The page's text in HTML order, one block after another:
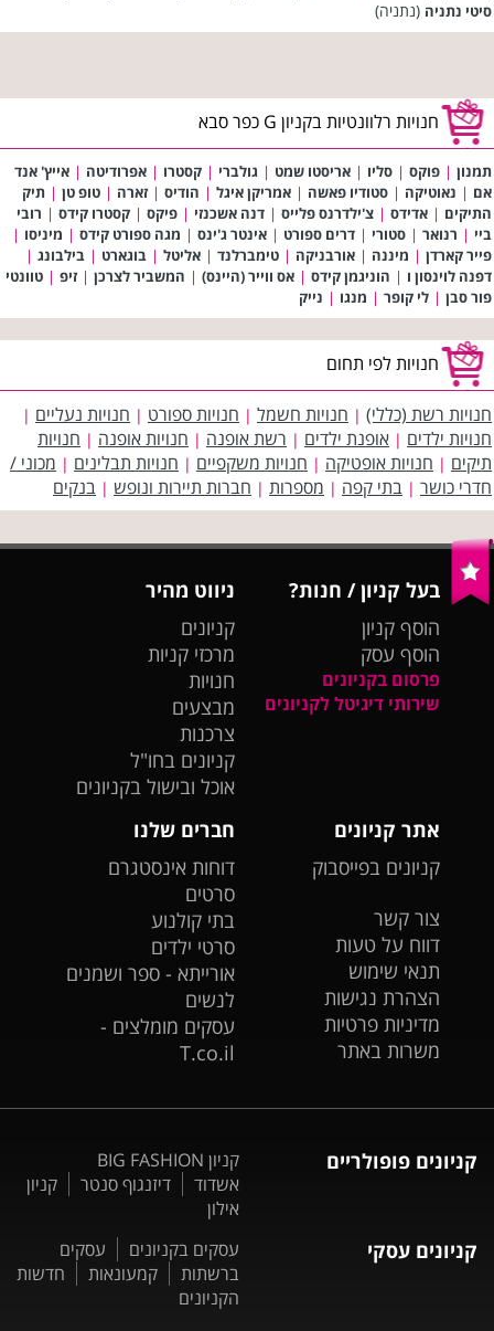
סיטי נתניה (נתניה)
חנויות רלוונטיות בקניון G כפר סבא
תמנון | פוקס | סליו | אריסטו שמט | גולברי | קסטרו | אפרודיטה | אייץ' אנד
אם | נאוטיקה | סטודיו פאשה | אמריקן איגל | הודיס | זארה | טופ טן | תיק
התיקים | אדידס | צ'ילדרנס פלייס | דנה אשכנזי | פיקס | קסטרו קידס | רובי
ביי | רנואר | סטורי | דרים ספורט | אינטר ג'ינס | מגה ספורט קידס | מיניסו |
פייר קארדן | מיננה | אורבניקה | טימברלנד | אליטל | בוגארט | בילבונג |
דפנה לוינסון ו | הוניגמן קידס | אס ווייר (היינס) | המשביר לצרכן | זיפ | טוונטי
פור סבן | לי קופר | מנגו | נייק
חנויות לפי תחום
חנויות רשת (כללי) | חנויות חשמל | חנויות ספורט | חנויות נעליים |
חנויות ילדים | אופנת ילדים | רשת אופנה | חנויות אופנה | חנויות
תיקים | חנויות אופטיקה | חנויות משקפיים | חנויות תבלינים | מכוני /
חדרי כושר | בתי קפה | מספרות | חברות תיירות ונופש | בנקים
בעל קניון / חנות?
הוסף קניון
הוסף עסק
פרסום בקניונים
שירותי דיגיטל לקניונים
ניווט מהיר
קניונים
מרכזי קניות
חנויות
מבצעים
צרכנות
קניונים בחו"ל
אוכל ובישול בקניונים
אתר קניונים
קניונים בפייסבוק
צור קשר
דווח על טעות
תנאי שימוש
הצהרת נגישות
מדיניות פרטיות
משרות באתר
חברים שלנו
דוחות אינסטגרם
סרטים
בתי קולנוע
סרטי ילדים
אורייתא - ספר ושמנים
לנשים
עסקים מומלצים -
T.co.il
קניונים פופולריים
קניון BIG FASHION
אשדוד
דיזנגוף סנטר
קניון
אילון
קניונים עסקי עסקים בקניונים
עסקים
ברשתות
קמעונאות
חדשות
הקניונים